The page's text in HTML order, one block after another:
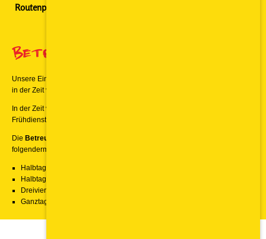
Routenplaner
Betreuungszeiten
Unsere Einrichtung ist
in der Zeit von
In der Zeit von 7.00 Uhr bis 8.00 Uhr bieten wir einen kostenpflichtigen
Frühdienst an.
Die Betreuungszeiten
folgendermaßen
Halbtagesplatz ohne Mittagessen von 8.00 Uhr bis 12.00 Uhr
Halbtagesplatz mit Mittagessen von 8.00 Uhr bis 13.00 Uhr
Dreiviertelplatz mit Mittagessen von 08.00 bis 15.00 Uhr
Ganztagesbetreuung mit Mittagessen von 8.00 Uhr bis 16.30 Uhr